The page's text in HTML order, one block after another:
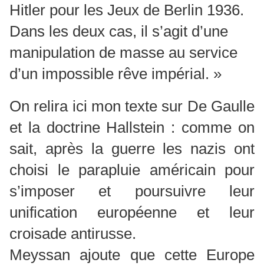
Hitler pour les Jeux de Berlin 1936.
Dans les deux cas, il s’agit d’une
manipulation de masse au service
d’un impossible rêve impérial. »
On relira ici mon texte sur De Gaulle
et la doctrine Hallstein : comme on
sait, après la guerre les nazis ont
choisi le parapluie américain pour
s’imposer et poursuivre leur
unification européenne et leur
croisade antirusse.
Meyssan ajoute que cette Europe